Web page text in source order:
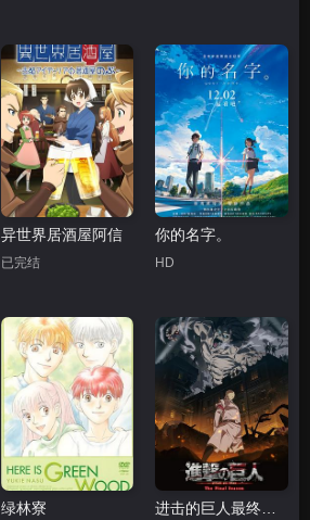
异世界居酒屋阿信
已完结
你的名字。
HD
绿林寮